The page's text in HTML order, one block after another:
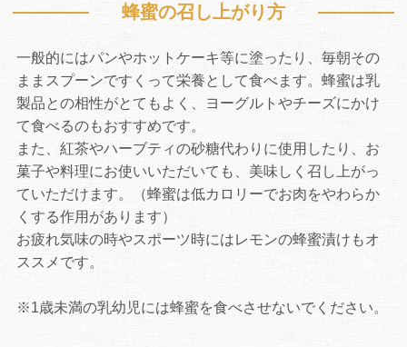
蜂蜜の召し上がり方
一般的にはパンやホットケーキ等に塗ったり、毎朝その
ままスプーンですくって栄養として食べます。蜂蜜は乳
製品との相性がとてもよく、ヨーグルトやチーズにかけ
て食べるのもおすすめです。
また、紅茶やハーブティの砂糖代わりに使用したり、お
菓子や料理にお使いいただいても、美味しく召し上がっ
ていただけます。（蜂蜜は低カロリーでお肉をやわらか
くする作用があります）
お疲れ気味の時やスポーツ時にはレモンの蜂蜜漬けもオ
ススメです。
※1歳未満の乳幼児には蜂蜜を食べさせないでください。